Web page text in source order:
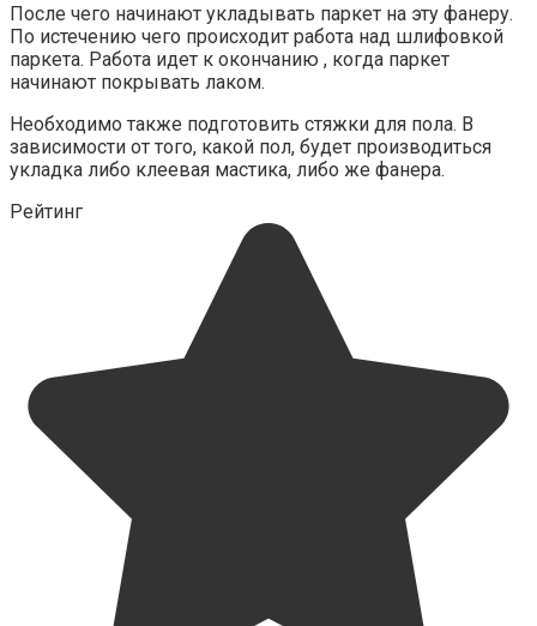
После чего начинают укладывать паркет на эту фанеру.
По истечению чего происходит работа над шлифовкой
паркета. Работа идет к окончанию , когда паркет
начинают покрывать лаком.
Необходимо также подготовить стяжки для пола. В
зависимости от того, какой пол, будет производиться
укладка либо клеевая мастика, либо же фанера.
Рейтинг